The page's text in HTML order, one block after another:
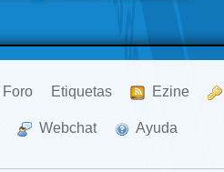
Foro Etiquetas Ezine
Webchat Ayuda